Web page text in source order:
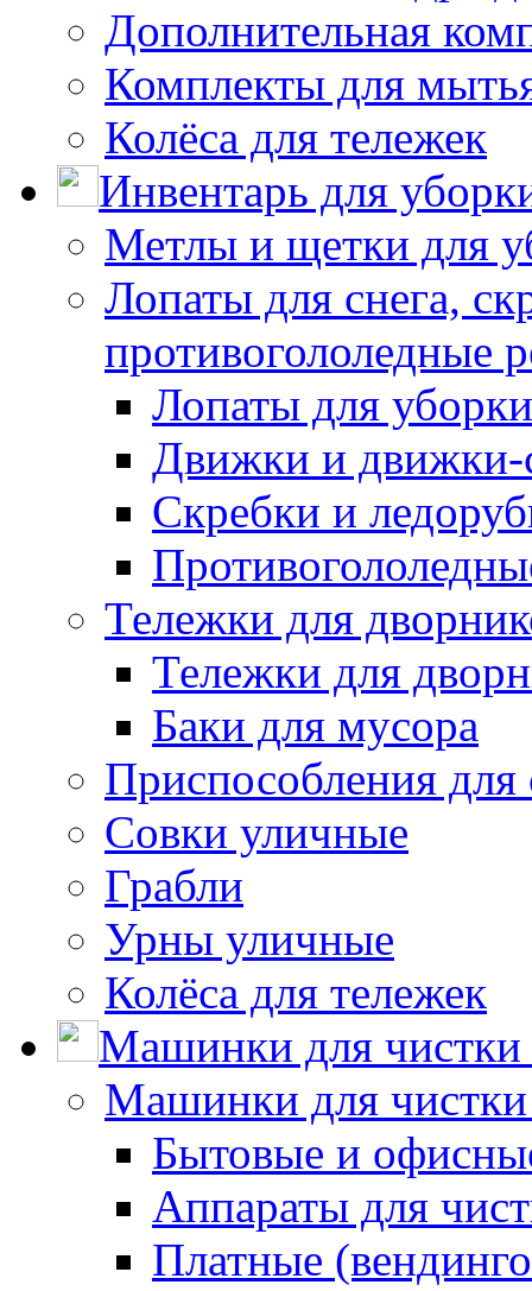
Дополнительная
Комплекты для
Колёса для тележек
Инвентарь для
Метлы и щетки для
Лопаты для снега,
противогололедные
Лопаты для
Движки и движки-
Скребки и
Тележки для
Тележки для
Баки для мусора
Приспособления для
Совки уличные
Грабли
Урны уличные
Колёса для тележек
Машинки для чистки
Машинки для
Бытовые и
Аппараты для
Платные